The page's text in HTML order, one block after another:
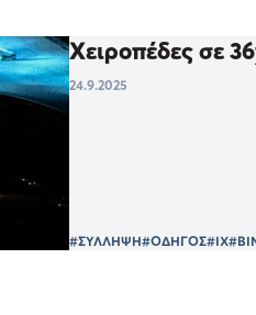
Χειροπέδες σε
24.9.2025
#ΣΥΛΛΗΨΗ#ΟΔΗΓΟΣ#ΙΧ